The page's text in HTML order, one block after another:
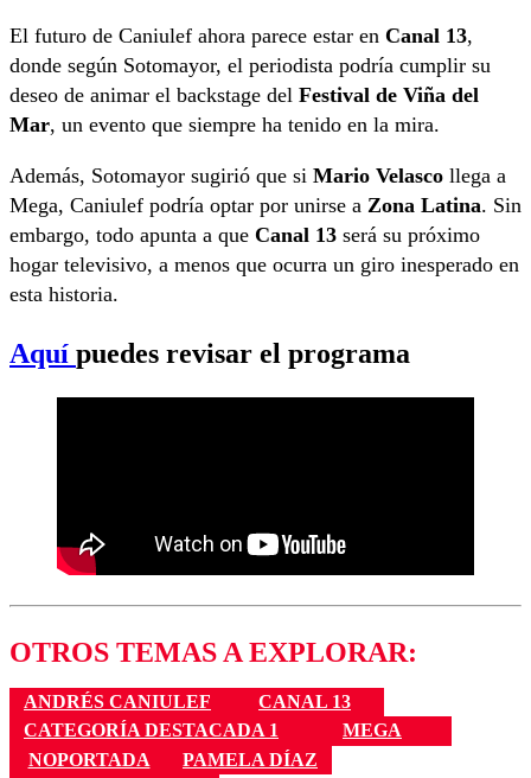
El futuro de Caniulef ahora parece estar en Canal 13,
donde según Sotomayor, el periodista podría cumplir su
deseo de animar el backstage del Festival de Viña del
Mar, un evento que siempre ha tenido en la mira.
Además, Sotomayor sugirió que si Mario Velasco llega a
Mega, Caniulef podría optar por unirse a Zona Latina. Sin
embargo, todo apunta a que Canal 13 será su próximo
hogar televisivo, a menos que ocurra un giro inesperado en
esta historia.
Aquí puedes revisar el programa
OTROS TEMAS A EXPLORAR:
ANDRÉS CANIULEF
CANAL 13
CATEGORÍA DESTACADA 1
MEGA
NOPORTADA
PAMELA DÍAZ